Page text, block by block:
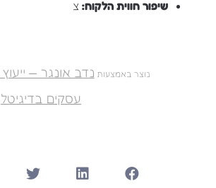
שיפור חווית הלקוח: צ
נוצר באמצעות נדב אונגר —
עסקים בדיגיטל